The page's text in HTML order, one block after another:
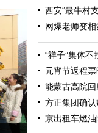
西安“最牛村
网爆老师变
“祥子”集体不
元宵节返程
能蒙古高院
方正集团确认
京出租车燃